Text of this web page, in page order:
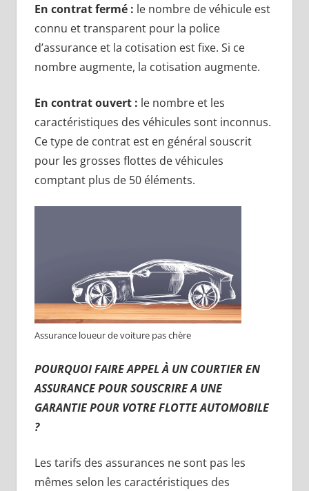
En contrat fermé : le nombre de véhicule est
connu et transparent pour la police
d’assurance et la cotisation est fixe. Si ce
nombre augmente, la cotisation augmente.
En contrat ouvert : le nombre et les
caractéristiques des véhicules sont inconnus.
Ce type de contrat est en général souscrit
pour les grosses flottes de véhicules
comptant plus de 50 éléments.
Assurance loueur de voiture pas chère
POURQUOI FAIRE APPEL À UN COURTIER EN
ASSURANCE POUR SOUSCRIRE A UNE
GARANTIE POUR VOTRE FLOTTE AUTOMOBILE
?
Les tarifs des assurances ne sont pas les
mêmes selon les caractéristiques des